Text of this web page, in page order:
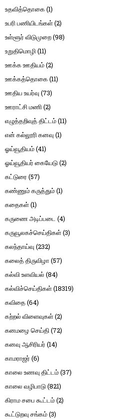
உதவித்தொகை(1)
உபரி பணியிடங்கள்(2)
உள்ளூர் விடுமுறை(98)
உறுதிமொழி(11)
ஊக்க ஊதியம்(2)
ஊக்கத்தொகை(11)
ஊதிய உயர்வு (73)
ஊராட்சி மணி(2)
எழுத்தறிவுத் திட்டம்(11)
என் கல்லூரி கனவு (1)
ஓய்வூதியம்(41)
ஓய்வூதியர் கையேடு(2)
கட்டுரை (57)
கண்ணும் கருத்தும்(1)
கதைகள்(1)
கருணை அடிப்படை (4)
கருவூலகச்செய்திகள்(3)
கலந்தாய்வு (232)
கலைத் திருவிழா (57)
கல்வி உளவியல் (84)
கல்விச்செய்திகள்(18319)
கவிதை(64)
கற்றல் விளைவுகள்(2)
கனமழை செய்தி(72)
கனவு ஆசிரியர் (14)
காமராஜர் (6)
காலை உணவு திட்டம்(37)
காலை வழிபாடு(821)
கிராம சபை கூட்டம்(2)
கூட்டுறவு சங்கம்(3)